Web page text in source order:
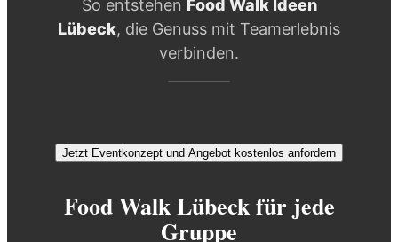
So entstehen Food Walk Ideen
Lübeck, die Genuss mit Teamerlebnis
verbinden.
Jetzt Eventkonzept und Angebot kostenlos anfordern
Food Walk Lübeck für jede
Gruppe